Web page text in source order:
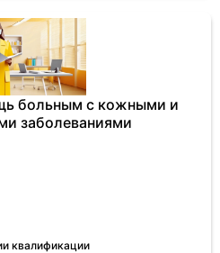
больным с кожными и
заболеваниями
квалификации
персональных